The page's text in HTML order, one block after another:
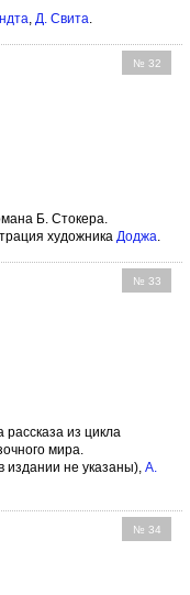
Д. Свита
№ 32
Б. Стокера.
художника Доджа
№ 33
из цикла
мира.
издании не указаны), А.
№ 34